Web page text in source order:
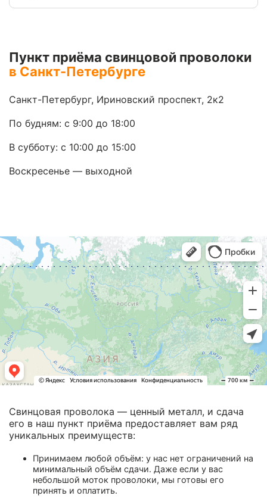
Пункт приёма свинцовой проволоки
в Санкт-Петербурге
Санкт-Петербург, Ириновский проспект, 2к2
По будням: с 9:00 до 18:00
В субботу: с 10:00 до 15:00
Воскресенье — выходной
Свинцовая проволока — ценный металл, и сдача
его в наш пункт приёма предоставляет вам ряд
уникальных преимуществ:
Принимаем любой объём: у нас нет ограничений на
минимальный объём сдачи. Даже если у вас
небольшой моток проволоки, мы готовы его
принять и оплатить.